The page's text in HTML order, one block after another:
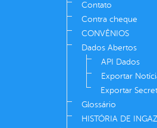
Contato
Contra cheque
CONVÊNIOS
Dados Abertos
API Dados
Exportar
Exportar
Glossário
HISTÓRIA DE